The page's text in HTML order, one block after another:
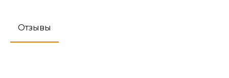
Отзывы